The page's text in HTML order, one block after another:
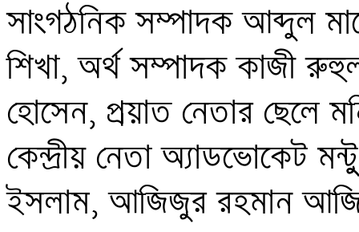
সাংগঠনিক সম্পাদক আব্দুল
শিখা, অর্থ সম্পাদক কাজী
হোসেন, প্রয়াত নেতার ছেলে
কেন্দ্রীয় নেতা অ্যাডভোকেট
ইসলাম, আজিজুর রহমান